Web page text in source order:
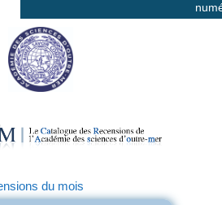
du mois